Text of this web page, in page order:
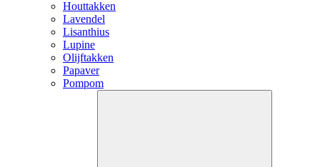
Houttakken
Lavendel
Lisanthius
Lupine
Olijftakken
Papaver
Pompom